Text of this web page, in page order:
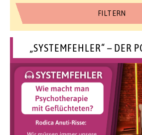
„SYSTEMFEHLER“ – DER